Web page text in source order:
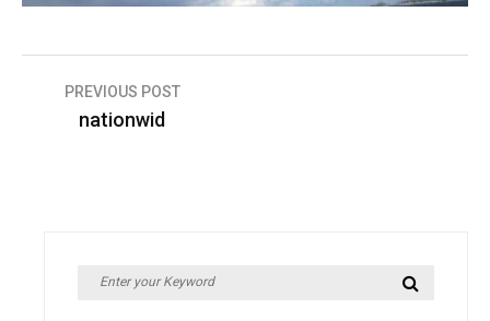
PREVIOUS POST
nationwid
Search